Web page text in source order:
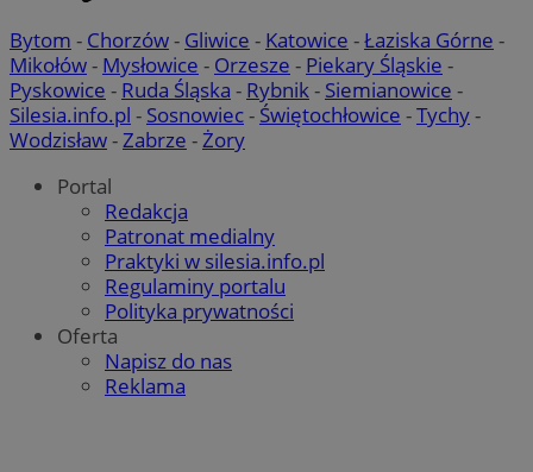
Bytom - Chorzów- Gliwice - Katowice -Łaziska Górne -
Mikołów- Mysłowice - Orzesze - Piekary Śląskie -
Pyskowice - Ruda Śląska - Rybnik- Siemianowice -
Silesia.info.pl - Sosnowiec- Świętochłowice -Tychy-
Wodzisław-Zabrze -Żory
Portal
Redakcja
Patronat medialny
Praktyki w silesia.info.pl
Regulaminy portalu
Polityka prywatności
Oferta
Napisz do nas
Reklama
internetowej, takich jak logowanie użytkownika i zarządzanie
niezbędnych plików cookie nie można prawidłowo korzystać ze
internetowej.
Nazwa
Provider/
Domena
QeSessID